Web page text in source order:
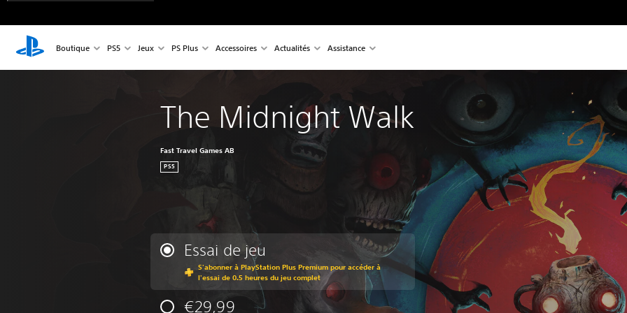
Boutique PS5 Jeux PS Plus Accessoires Actualités Assistance
The Midnight Walk
Fast Travel Games AB
PS5
Essai de jeu
S'abonner à PlayStation Plus Premium pour accéder à
l'essai de 0.5 heures du jeu complet
€29,99